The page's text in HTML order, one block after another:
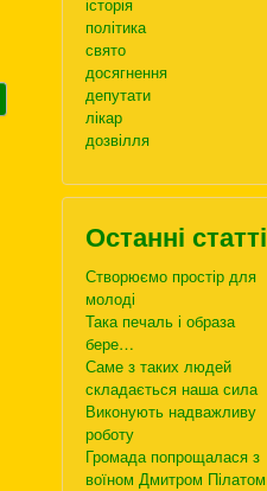
політика
свято
досягнення
депутати
лікар
дозвілля
Останні статті
Створюємо простір для
молоді
Така печаль і образа
бере…
Саме з таких людей
складається наша сила
Виконують надважливу
роботу
Громада попрощалася з
воїном Дмитром Пілатом